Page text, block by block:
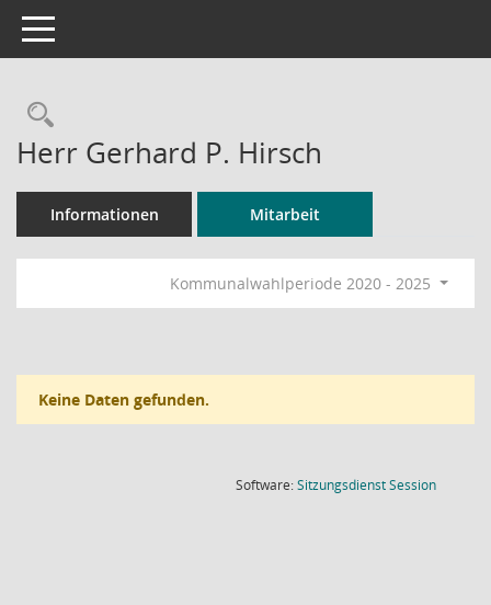
Toggle navigation
Rechercheauswahl
Herr Gerhard P. Hirsch
Informationen Mitarbeit
Kommunalwahlperiode 2020 - 2025
Keine Daten gefunden.
Software:SitzungsdienstSession(Wird in